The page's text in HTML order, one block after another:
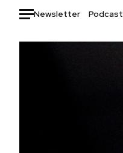
Newsletter Podcast